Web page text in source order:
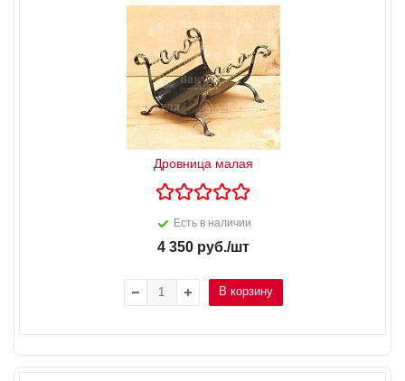
Дровница малая
Есть в наличии
4 350руб./шт
В корзину